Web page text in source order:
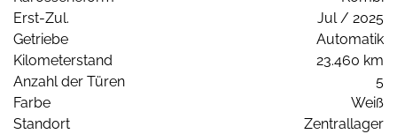
Erst-Zul.
Jul / 2025
Getriebe
Automatik
Kilometerstand
23.460 km
Anzahl der Türen
5
Farbe
Weiß
Standort
Zentrallager